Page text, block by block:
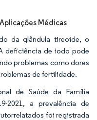
Médicas
da glândula tireoide, o
deficiência de iodo pode
problemas como dores
de fertilidade.
de Saúde da Família
2021, a prevalência de
foi registrada